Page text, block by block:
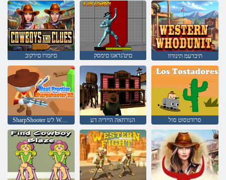
םיזמרו םירקוב םיט'גדאגו םימסק תיברעמ תינודוו
SharpShooter לש West Frontier 3D הנורחאה הייריה דע סרודטסוט סול